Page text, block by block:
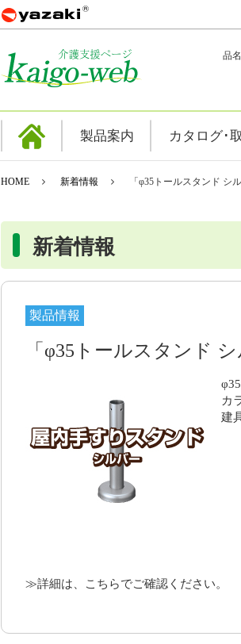
品
製品案内 カタログ･
HOME 新着情報 「φ35トールスタンド シ
新着情報
製品情報
「φ35トールスタンド
カ
建
≫詳細は、こちらでご確認ください。